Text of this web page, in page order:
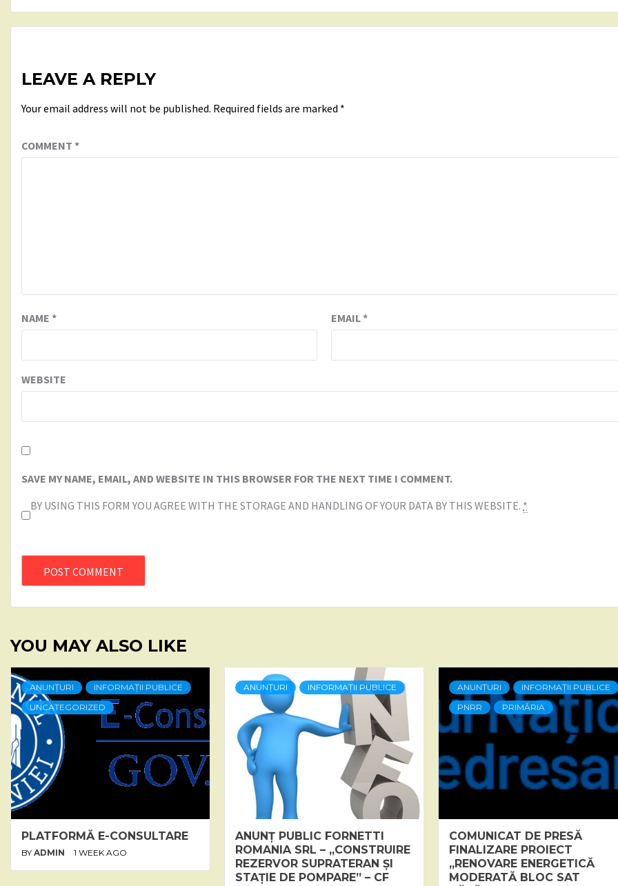
LEAVE A REPLY
Your email address will not be published. Required fields are marked *
COMMENT *
NAME * EMAIL*
WEBSITE
SAVE MY NAME, EMAIL, AND WEBSITE IN THIS BROWSER FOR THE NEXT TIME I COMMENT.
BY USING THIS FORM YOU AGREE WITH THE STORAGE AND HANDLING OF YOUR DATA BY THIS WEBSITE. *
YOU MAY ALSO LIKE
ANUNȚURI
INFORMAȚII PUBLICE
UNCATEGORIZED
PLATFORMĂ E-CONSULTARE
BY ADMIN 1 WEEK AGO
ANUNȚURI INFORMAȚII PUBLICE
ANUNȚ PUBLIC FORNETTI
ROMANIA SRL – „CONSTRUIRE
REZERVOR SUPRATERAN ȘI
STAȚIE DE POMPARE” – CF
ANUNȚURI
INFORMAȚII PUBLICE
PNRR
PRIMĂRIA
COMUNICAT DE PRESĂ
FINALIZARE PROIECT
„RENOVARE ENERGETICĂ
MODERATĂ BLOC SAT